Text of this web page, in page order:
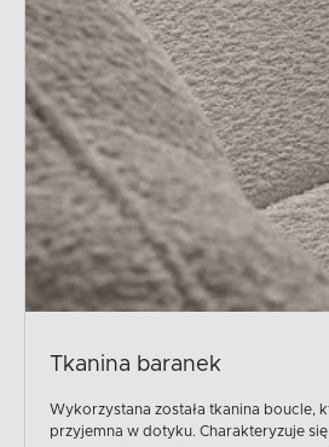
Tkanina baranek
Wykorzystana została tkanina boucle,
przyjemna w dotyku. Charakteryzuje